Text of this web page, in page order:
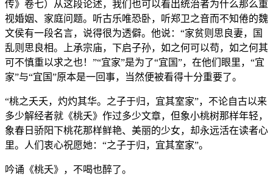
传》卷七）从这段论述，我们也可以看出统治者为什么那么重
视婚姻、家庭问题。听古乐唯恐卧，听郑卫之音而不知倦的魏
文侯有一段名言，说得很为透僻。他说：“家贫则思良妻，国
乱则思良相。上承宗庙，下启子孙，如之何可以苟，如之何其
可不慎重以求之也！”“宜家”是为了“宜国”，在他们眼里，“宜
家”与“宜国”原本是一回事，当然便被看得十分重要了。
“桃之夭夭，灼灼其华。之子于归，宜其室家”，不论自古以来
多少解经者就《桃夭》作过多少文章，但象小桃树那样年轻，
象春日骄阳下桃花那样鲜艳、美丽的少女，却永远活在读者心
里。人们衷心祝愿她：“之子于归，宜其室家”。
吟诵《桃夭》，不喝也醉了。